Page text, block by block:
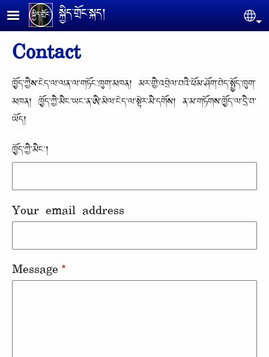
Skip to main content
སྐྱིད་གྲོང་སྐད།
Contact
ཁྱོད་ཀྱིས་ངེད་ལ་ལན་ལ་གཏོང་ཁུག་མཁན། མར་གྱི་འབྲེལ་བའི་ཕོམ་ཤོག་བེད་སྤྱོད་ཁུག་
མཁན། ཁྱོད་ཀྱི་མིང་ཡང་ན་ཨི་མེལ་ངེད་ལ་སྟེར་མི་དགོས། ན་མ་གཏོགས་ཁྱོད་ལ་དྲི་བ་
ཡོད།
ཁྱོད་ཀྱི་མིང་།
Your email address
Message